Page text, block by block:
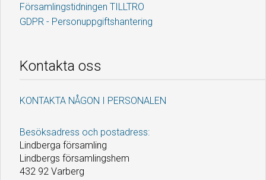
Församlingstidningen TILLTRO
GDPR - Personuppgiftshantering
Kontakta oss
KONTAKTA NÅGON I PERSONALEN
Besöksadress och postadress:
Lindberga församling
Lindbergs församlingshem
432 92 Varberg